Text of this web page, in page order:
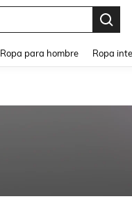
Ropa para hombre Ropa